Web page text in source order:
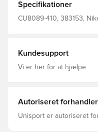
Specifikationer
CU8089-410, 383153,
Kundesupport
Vi er her for at hjælpe
Autoriseret forhandler
Unisport er autoriseret